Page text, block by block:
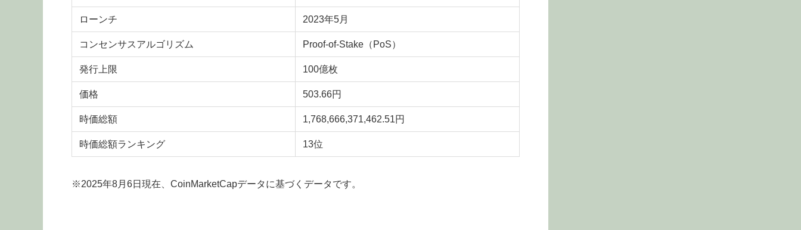
ローンチ 2023年5月
コンセンサスアルゴリズム Proof-of-Stake（PoS）
発行上限 100億枚
価格 503.66円
時価総額 1,768,666,371,462.51円
時価総額ランキング 13位
※2025年8月6日現在、CoinMarketCapデータに基づくデータです。